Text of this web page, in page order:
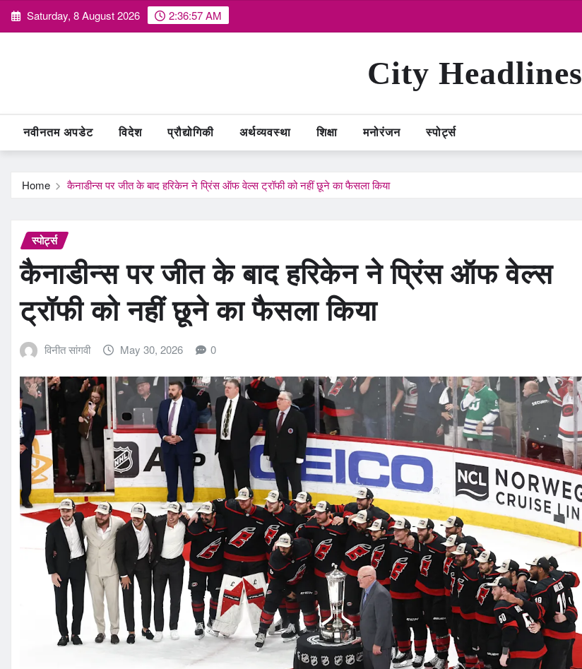
Skip Saturday, 8 August 2026 2:36:58 AM
City Headlines
नवीनतम अपडेट विदेश प्रौद्योगिकी अर्थव्यवस्था शिक्षा मनोरंजन स्पोर्ट्स
Home कैनाडीन्स पर जीत के बाद हरिकेन ने प्रिंस ऑफ वेल्स ट्रॉफी को नहीं छूने का फैसला किया
स्पोर्ट्स
कैनाडीन्स पर जीत के बाद हरिकेन ने प्रिंस ऑफ वेल्स
ट्रॉफी को नहीं छूने का फैसला किया
विनीत सांगवी May 30, 2026 0